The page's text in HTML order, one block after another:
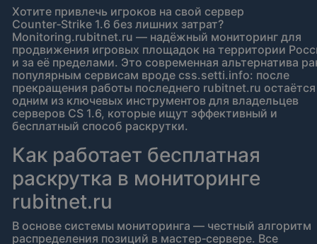
Хотите привлечь игроков на свой сервер
Counter‑Strike 1.6 без лишних затрат?
Monitoring.rubitnet.ru — надёжный мониторинг для
продвижения игровых площадок на территории
и за её пределами. Это современная альтернатива
популярным сервисам вроде css.setti.info: после
прекращения работы последнего rubitnet.ru остаётся
одним из ключевых инструментов для владельцев
серверов CS 1.6, которые ищут эффективный и
бесплатный способ раскрутки.
Как работает бесплатная
раскрутка в мониторинге
rubitnet.ru
В основе системы мониторинга — честный алгоритм
распределения позиций в мастер‑сервере. Все